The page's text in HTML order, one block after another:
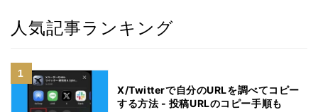
人気記事ランキング
X/Twitterで自分のURLを調べてコピー
する方法 - 投稿URLのコピー手順も